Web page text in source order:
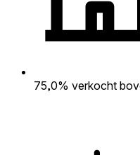
75,0% verkocht